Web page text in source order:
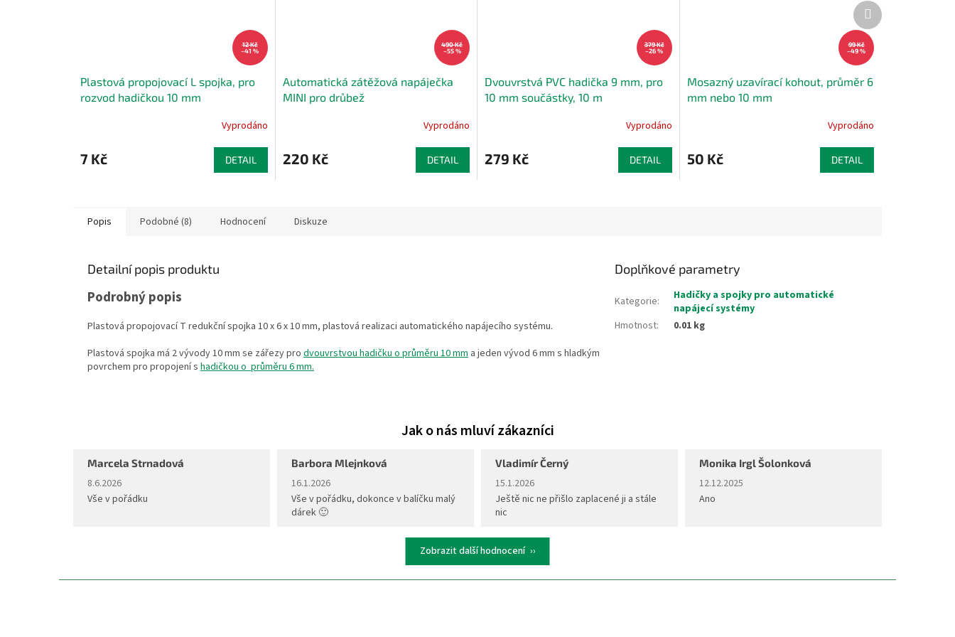
12 Kč
–41 %
Plastová propojovací L spojka, pro
rozvod hadičkou 10 mm
Vyprodáno
7 Kč DETAIL
490 Kč
–55 %
Automatická zátěžová napáječka
MINI pro drůbež
Vyprodáno
220 Kč DETAIL
379 Kč
–26 %
Dvouvrstvá PVC hadička 9 mm, pro
10 mm součástky, 10 m
Vyprodáno
279 Kč DETAIL
99 Kč
–49 %
Mosazný uzavírací kohout, průměr 6
mm nebo 10 mm
Vyprodáno
50 Kč DETAIL
Další
produkt
Popis Podobné (8) Hodnocení Diskuze
Detailní popis produktu
Podrobný popis
Plastová propojovací T redukční spojka 10 x 6 x 10 mm, plastová realizaci automatického napájecího systému.
Plastová spojka má 2 vývody 10 mm se zářezy pro dvouvrstvou hadičku o průměru 10 mm a jeden vývod 6 mm s hladkým
povrchem pro propojení s hadičkou o průměru 6 mm.
Doplňkové parametry
Kategorie:
Hadičky a spojky pro automatické
napájecí systémy
Hmotnost: 0.01 kg
Marcela Strnadová
Hodnocení obchodu je 5 z 5 hvězdiček.
8.6.2026
Vše v pořádku
Barbora Mlejnková
Hodnocení obchodu je 5 z 5 hvězdiček.
16.1.2026
Vše v pořádku, dokonce v balíčku malý
dárek 🙂
Vladimír Černý
Hodnocení obchodu je 5 z 5 hvězdiček.
15.1.2026
Ještě nic ne přišlo zaplacené ji a stále
nic
Monika Irgl Šolonková
Hodnocení obchodu je 5 z 5 hvězdiček.
12.12.2025
Ano
Zobrazit další hodnocení